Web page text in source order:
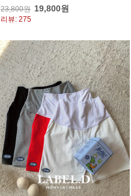
23,800원 19,800원
리뷰: 275